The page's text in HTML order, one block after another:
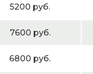
5200 руб.
7600 руб.
6800 руб.